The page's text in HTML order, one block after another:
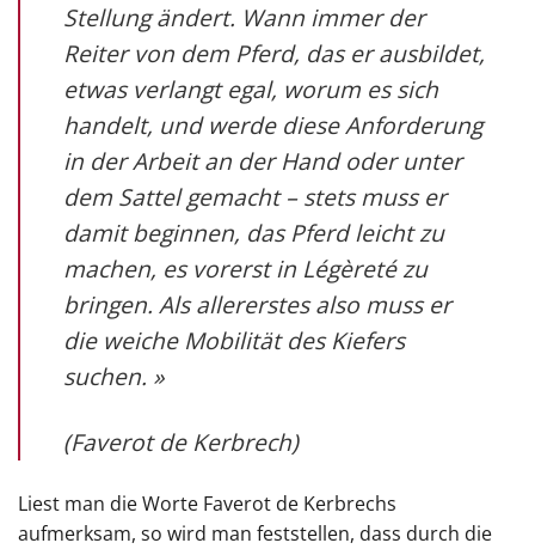
Stellung ändert. Wann immer der
Reiter von dem Pferd, das er ausbildet,
etwas verlangt egal, worum es sich
handelt, und werde diese Anforderung
in der Arbeit an der Hand oder unter
dem Sattel gemacht – stets muss er
damit beginnen, das Pferd leicht zu
machen, es vorerst in Légèreté zu
bringen. Als allererstes also muss er
die weiche Mobilität des Kiefers
suchen. »
(Faverot de Kerbrech)
Liest man die Worte Faverot de Kerbrechs
aufmerksam, so wird man feststellen, dass durch die